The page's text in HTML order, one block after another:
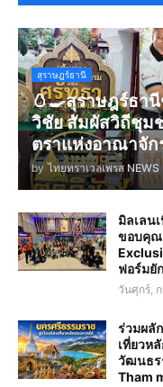
สุราษฎร์ธานี
🥚🍳สุราษฎร์ธา
วิชัย สัมผัสวิถีชุม
ตราแห่งอาณาจัก
by ไทยทราเวลเพรส NEWS
มิลเลน
ขอบคุณ
ฟอร์มยั
วันศุกร์,
ร่วมผลั
เที่ยวห
วัฒนธร
Tham